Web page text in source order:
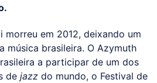
morreu em 2012, deixando um
música brasileira. O Azymuth
a participar de um dos
de jazz do mundo, o Festival de